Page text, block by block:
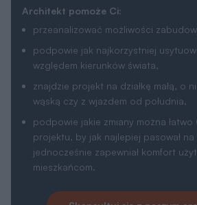
Architekt pomoże Ci:
przeanalizować możliwości
podpowie jak najkorzystniej
względem kierunków świata,
znajdzie projekt na działkę małą, o
wąską czy z wjazdem od południa,
podpowie jakie zmiany można
projektu, by jak najlepiej pasował na
jednocześnie zapewniał komfort
mieszkańcom.